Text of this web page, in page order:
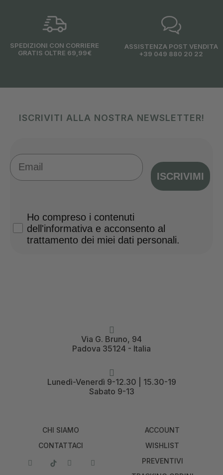
SPEDIZIONI CON CORRIERE
GRATIS OLTRE 69,99€
ASSISTENZA POST VENDITA
+39 049 880 20 22
ISCRIVITI ALLA NOSTRA NEWSLETTER!
Email
ISCRIVIMI
Privacy Policy
Ho compreso i contenuti
dell'informativa e acconsento al
trattamento dei miei dati personali.
Via G. Bruno, 94
Padova 35124 - Italia
Lunedì-Venerdì 9-12.30 | 15.30-19
Sabato 9-13
CHI SIAMO
CONTATTACI
ACCOUNT
WISHLIST
PREVENTIVI